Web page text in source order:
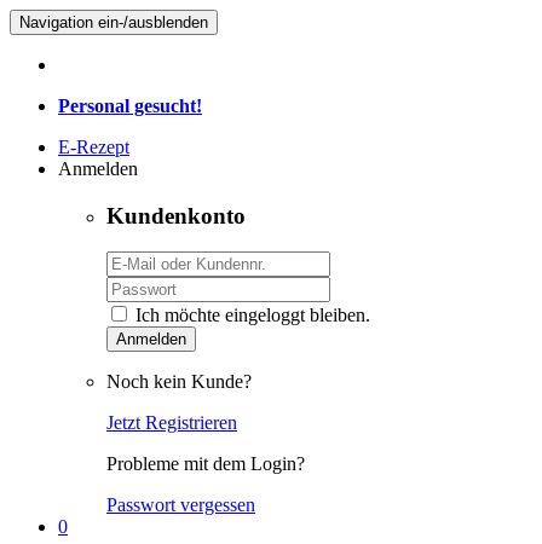
Navigation ein-/ausblenden
Personal gesucht!
E-Rezept
Anmelden
Kundenkonto
Ich möchte eingeloggt bleiben.
Anmelden
Noch kein Kunde?
Jetzt Registrieren
Probleme mit dem Login?
Passwort vergessen
0